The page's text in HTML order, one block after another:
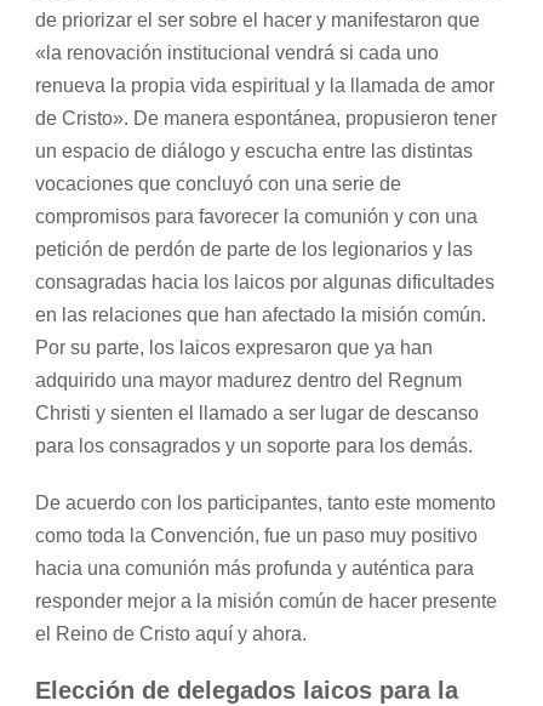
de priorizar el ser sobre el hacer y manifestaron que
«la renovación institucional vendrá si cada uno
renueva la propia vida espiritual y la llamada de amor
de Cristo». De manera espontánea, propusieron tener
un espacio de diálogo y escucha entre las distintas
vocaciones que concluyó con una serie de
compromisos para favorecer la comunión y con una
petición de perdón de parte de los legionarios y las
consagradas hacia los laicos por algunas dificultades
en las relaciones que han afectado la misión común.
Por su parte, los laicos expresaron que ya han
adquirido una mayor madurez dentro del Regnum
Christi y sienten el llamado a ser lugar de descanso
para los consagrados y un soporte para los demás.
De acuerdo con los participantes, tanto este momento
como toda la Convención, fue un paso muy positivo
hacia una comunión más profunda y auténtica para
responder mejor a la misión común de hacer presente
el Reino de Cristo aquí y ahora.
Elección de delegados laicos para la